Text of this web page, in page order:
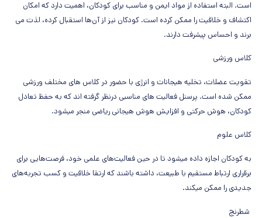
است. البته استفاده از مواد ایمن و مناسب برای کودکان، اهمیت دارد که امکان
اکتشاف و خلاقیت را ممکن کرده است. کودکان نیز از آن‌ها استقبال کرده، لذت می
برند و احساس پیشرفت دارند.
کلاس ورزشی
تقویت عضلات، تخلیه هیجانات و انرژی با حضور در کلاس های مختلف ورزشی
ممکن شده است. پرسنل فعالیت های مناسبی درنظر گرفته اند که به حفظ تعادل
کودکان، هوش حرکتی و افزایش هوش هیجانی ریاضی منجر میشود.
کلاس علوم
به کودکان اجازه داده میشود تا در حین فعالیت‌های علمی خود، فرصت‌هایی برای
برقراری ارتباط مستقیم با طبیعت، داشته باشند که ارتقا خلاقیت و کسب تجربه‌های
جدیدی را ممکن میکند.
شطرنج